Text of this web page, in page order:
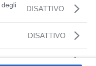
degli
DISATTIVO
DISATTIVO